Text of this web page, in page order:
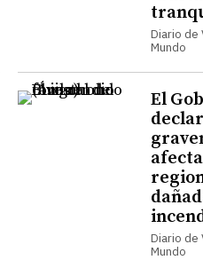
Diario de
Mundo
El
Diario de
Mundo